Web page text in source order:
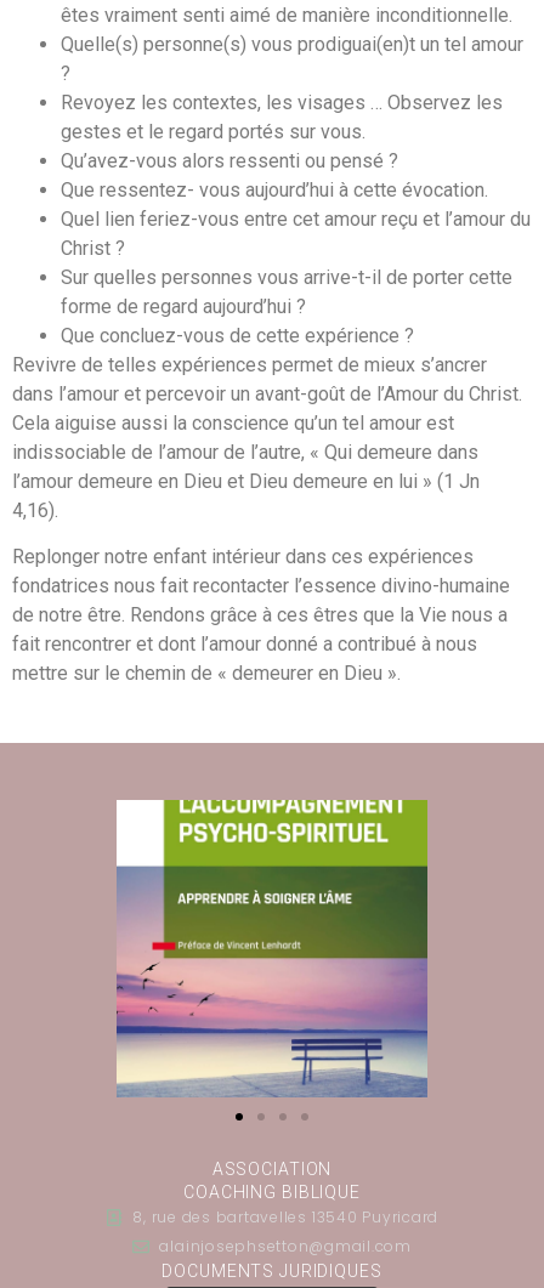
êtes vraiment senti aimé de manière inconditionnelle.
Quelle(s) personne(s) vous prodiguai(en)t un tel amour
?
Revoyez les contextes, les visages … Observez les
gestes et le regard portés sur vous.
Qu’avez-vous alors ressenti ou pensé ?
Que ressentez- vous aujourd’hui à cette évocation.
Quel lien feriez-vous entre cet amour reçu et l’amour du
Christ ?
Sur quelles personnes vous arrive-t-il de porter cette
forme de regard aujourd’hui ?
Que concluez-vous de cette expérience ?
Revivre de telles expériences permet de mieux s’ancrer
dans l’amour et percevoir un avant-goût de l’Amour du Christ.
Cela aiguise aussi la conscience qu’un tel amour est
indissociable de l’amour de l’autre, « Qui demeure dans
l’amour demeure en Dieu et Dieu demeure en lui » (1 Jn
4,16).
Replonger notre enfant intérieur dans ces expériences
fondatrices nous fait recontacter l’essence divino-humaine
de notre être. Rendons grâce à ces êtres que la Vie nous a
fait rencontrer et dont l’amour donné a contribué à nous
mettre sur le chemin de « demeurer en Dieu ».
ASSOCIATION
COACHING BIBLIQUE
8, rue des bartavelles 13540 Puyricard
alainjosephsetton@gmail.com
DOCUMENTS JURIDIQUES